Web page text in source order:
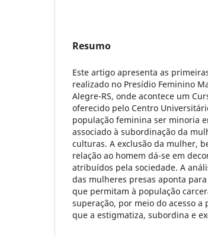
Resumo
Este artigo apresenta as
realizado no Presídio Feminino
Alegre-RS, onde acontece um
oferecido pelo Centro
população feminina ser minoria
associado à subordinação da
culturas. A exclusão da mulher,
relação ao homem dá-se em
atribuídos pela sociedade. A
das mulheres presas aponta
que permitam à população
superação, por meio do acesso a
que a estigmatiza, subordina e